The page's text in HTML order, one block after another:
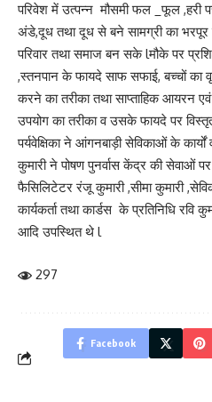
परिवेश में उत्पन्न मौसमी फल _फूल ,हरी
अंडे,दूध तथा दूध से बने सामग्री का
परिवार तथा समाज बन सके lमौके पर
,स्तनपान के फायदे साफ सफाई, बच्चों का
करने का तरीका तथा साप्ताहिक आयरन
उपयोग का तरीका व उसके फायदे पर
पर्यवेक्षिका ने आंगनबाड़ी सेविकाओं के कार्यों
कुमारी ने पोषण पुनर्वास केंद्र की सेवाओं
फैसिलिटेटर रंजू कुमारी ,सीमा कुमारी
कार्यकर्ता तथा कार्डस के प्रतिनिधि रवि
आदि उपस्थित थे l
297
Facebook